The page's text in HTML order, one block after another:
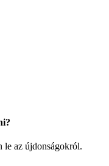
le az újdonságokról.